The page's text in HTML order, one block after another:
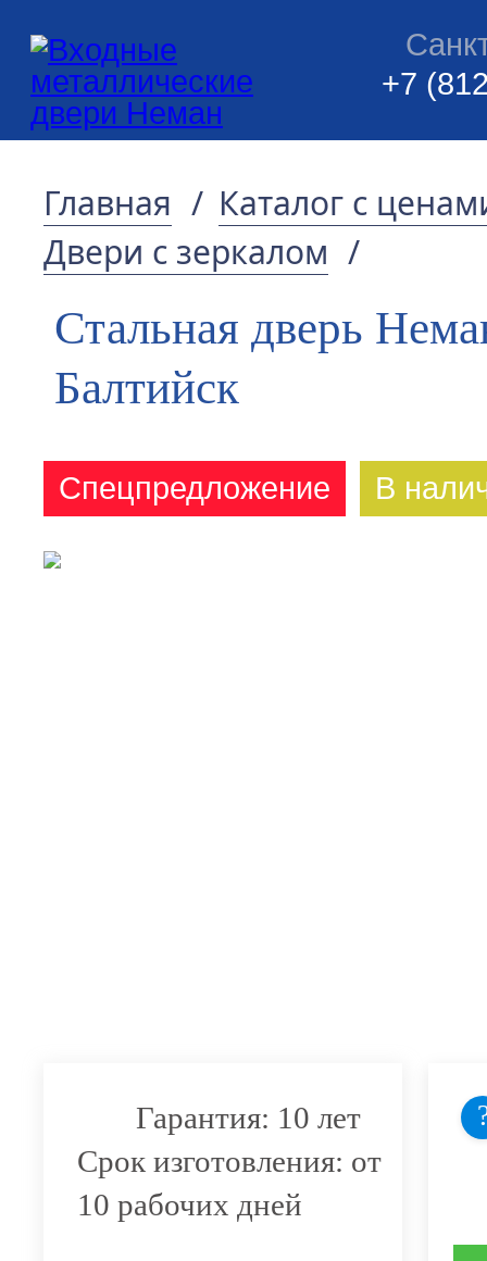
+7
Главная / Каталог с
Двери с зеркалом /
Стальная дверь
Балтийск
Спецпредложение В
Гарантия: 10 лет
Срок изготовления: от
10 рабочих дней